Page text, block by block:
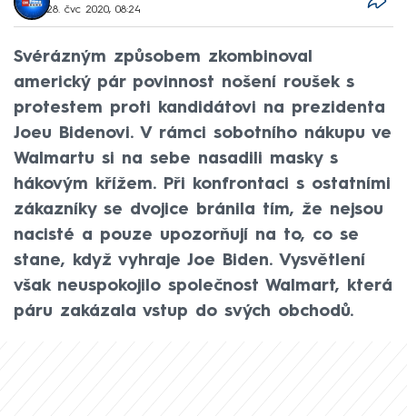
28. čvc 2020, 08:24
Svérázným způsobem zkombinoval
americký pár povinnost nošení roušek s
protestem proti kandidátovi na prezidenta
Joeu Bidenovi. V rámci sobotního nákupu ve
Walmartu si na sebe nasadili masky s
hákovým křížem. Při konfrontaci s ostatními
zákazníky se dvojice bránila tím, že nejsou
nacisté a pouze upozorňují na to, co se
stane, když vyhraje Joe Biden. Vysvětlení
však neuspokojilo společnost Walmart, která
páru zakázala vstup do svých obchodů.